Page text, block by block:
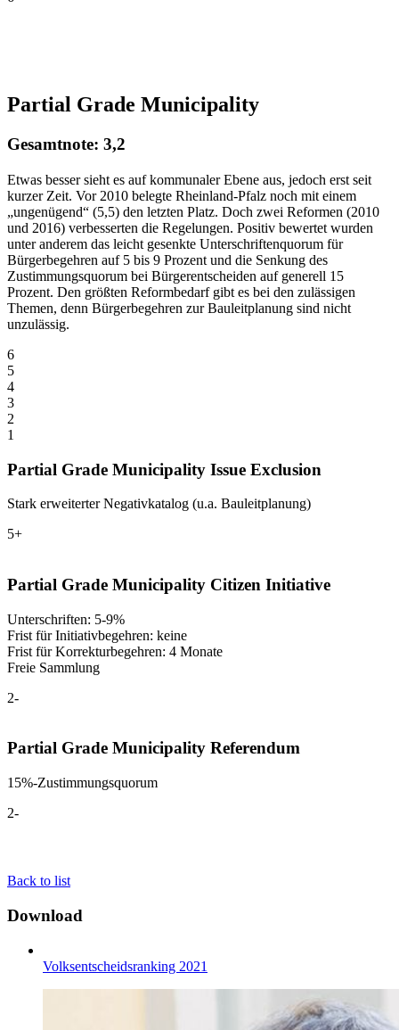
Partial Grade Municipality
Gesamtnote: 3,2
Etwas besser sieht es auf kommunaler Ebene aus, jedoch erst seit
kurzer Zeit. Vor 2010 belegte Rheinland-Pfalz noch mit einem
„ungenügend“ (5,5) den letzten Platz. Doch zwei Reformen (2010
und 2016) verbesserten die Regelungen. Positiv bewertet wurden
unter anderem das leicht gesenkte Unterschriftenquorum für
Bürgerbegehren auf 5 bis 9 Prozent und die Senkung des
Zustimmungsquorum bei Bürgerentscheiden auf generell 15
Prozent. Den größten Reformbedarf gibt es bei den zulässigen
Themen, denn Bürgerbegehren zur Bauleitplanung sind nicht
unzulässig.
6
5
4
3
2
1
Partial Grade Municipality Issue Exclusion
Stark erweiterter Negativkatalog (u.a. Bauleitplanung)
5+
Partial Grade Municipality Citizen Initiative
Unterschriften: 5-9%
Frist für Initiativbegehren: keine
Frist für Korrekturbegehren: 4 Monate
Freie Sammlung
2-
Partial Grade Municipality Referendum
15%-Zustimmungsquorum
2-
Back to list
Download
Volksentscheidsranking 2021